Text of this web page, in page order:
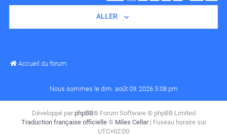
ALLER
Accueil du forum
Nous sommes le dim. août 09, 2026 5:08 pm
Développé par phpBB® Forum Software © phpBB Limited
Traduction française officielle© Miles Cellar | Fuseau horaire sur
UTC+02:00